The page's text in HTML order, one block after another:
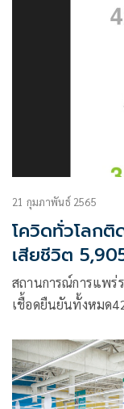
21 กุมภาพันธ์ 2565
โควิดทั่วโลกติ
เสียชีวิต
สถานการณ์การแพร่
เชื้อดยืนยันทั้งหมด